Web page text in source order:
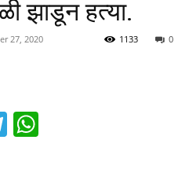
झाडून हत्या.
27, 2020 0
1133
Telegram